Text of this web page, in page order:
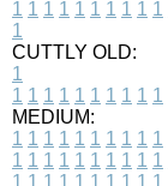
1 1 1 1 1 1 1 1 1 1
1
CUTTLY OLD:
1
1 1 1 1 1 1 1 1 1 1
MEDIUM:
1 1 1 1 1 1 1 1 1 1
1 1 1 1 1 1 1 1 1 1
1 1 1 1 1 1 1 1 1 1